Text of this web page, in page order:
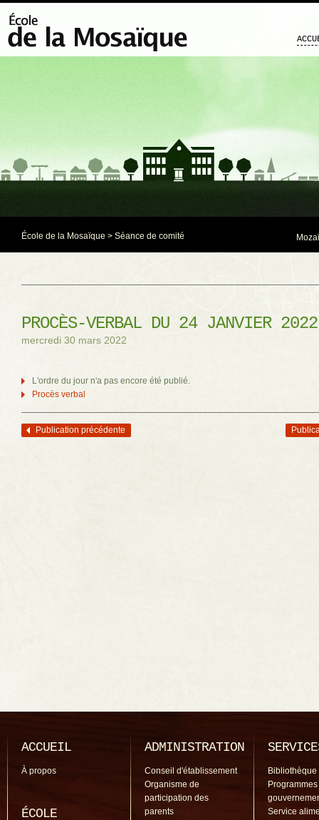
École de la Mosaïque > Séance de comité
PROCÈS-VERBAL DU 24 JANVIER 2022
mercredi 30 mars 2022
L'ordre du jour n'a pas encore été publié.
Procès verbal
Navigation des articles
Publication précédente
ACCUEIL
À propos
ÉCOLE
ADMINISTRATION
Conseil d'établissement
Organisme de
participation des
parents
Bibliothèque
Programmes
Service